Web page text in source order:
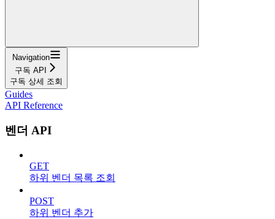
Navigation
구독 API
구독 상세 조회
Guides
API Reference
벤더 API
GET
하위 벤더 목록 조회
POST
하위 벤더 추가